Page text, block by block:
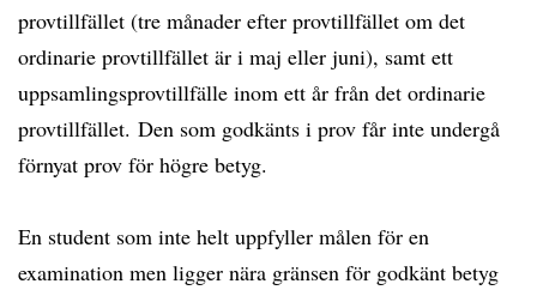
provtillfället (tre månader efter provtillfället om det
ordinarie provtillfället är i maj eller juni), samt ett
uppsamlingsprovtillfälle inom ett år från det ordinarie
provtillfället. Den som godkänts i prov får inte undergå
förnyat prov för högre betyg.
En student som inte helt uppfyller målen för en
examination men ligger nära gränsen för godkänt betyg